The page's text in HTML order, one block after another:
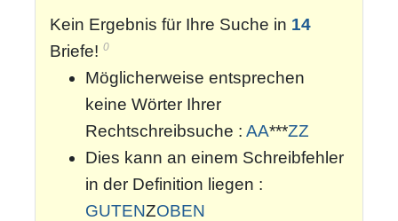
Kein Ergebnis für Ihre Suche in 14
Briefe! 0
Möglicherweise entsprechen
keine Wörter Ihrer
Rechtschreibsuche : AA***ZZ
Dies kann an einem Schreibfehler
in der Definition liegen :
GUTENZOBEN